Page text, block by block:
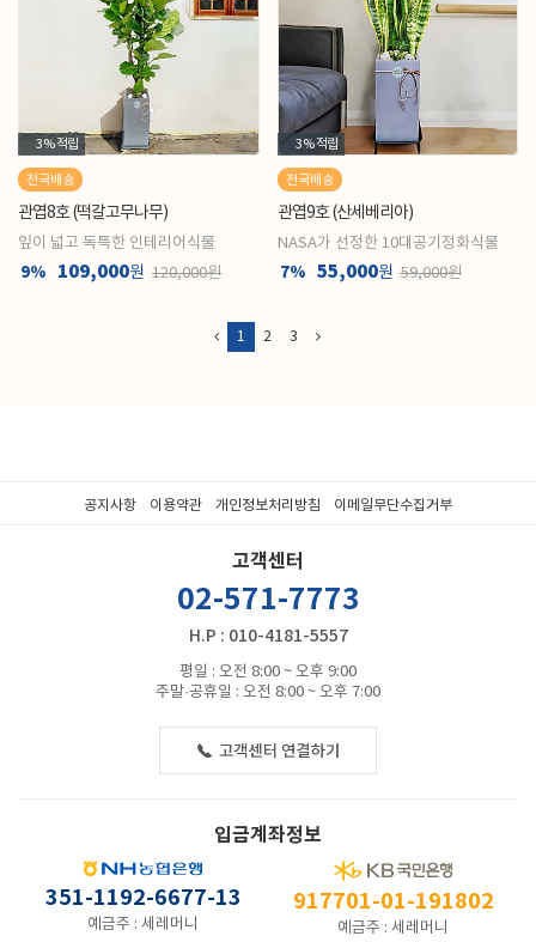
3%적립
전국배송
관엽8호 (떡갈고무나무)
잎이 넓고 독특한 인테리어식물
9% 109,000원 120,000원
3%적립
전국배송
관엽9호 (산세베리아)
NASA가 선정한 10대공기정화식물
7% 55,000원 59,000원
1 2 3
공지사항 이용약관 개인정보처리방침 이메일무단수집거부
고객센터
02-571-7773
H.P : 010-4181-5557
평일 : 오전 8:00 ~ 오후 9:00
주말·공휴일 : 오전 8:00 ~ 오후 7:00
입금계좌정보
351-1192-6677-13
예금주 : 세레머니
917701-01-191802
예금주 : 세레머니